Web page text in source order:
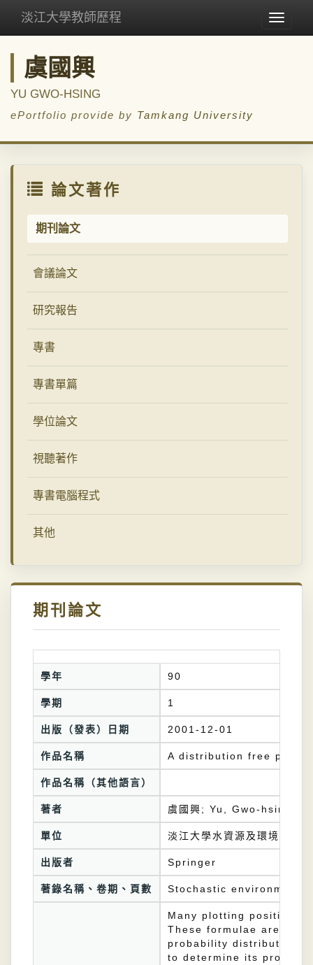
Toggle
淡江大學教師歷程
虞國興
YU GWO-HSING
ePortfolio provide by Tamkang University
論文著作
期刊論文
會議論文
研究報告
專書
專書單篇
學位論文
視聽著作
專書電腦程式
其他
期刊論文
學年 90
學期 1
出版（發表）日期 2001-12-01
作品名稱 A distribution free
作品名稱（其他語言）
著者 虞國興; Yu, Gwo-hsing;
單位 淡江大學水資源及環境工程
出版者 Springer
著錄名稱、卷期、頁數 Stochastic
Many plotting position
These formulae are
probability distribution.
to determine its